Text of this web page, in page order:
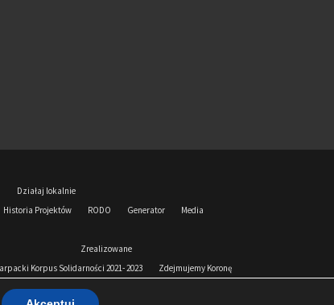
Działaj lokalnie
Historia Projektów RODO Generator
Media
Zrealizowane
Korpus Solidarności 2021- 2023
Zdejmujemy Koronę